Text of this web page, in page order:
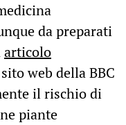
da preparati
articolo
web della BBC
il rischio di
piante